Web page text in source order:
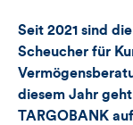
dieses
Artikels
Seit 2021 sind
Scheucher für
diesem Jahr
TARGOBANK